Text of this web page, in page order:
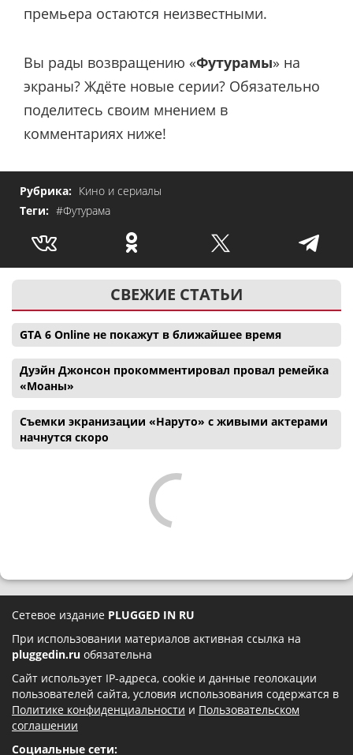
премьера остаются неизвестными.
Вы рады возвращению «Футурамы» на
экраны? Ждёте новые серии? Обязательно
поделитесь своим мнением в
комментариях ниже!
Рубрика: Кино и сериалы
Теги: #Футурама
СВЕЖИЕ СТАТЬИ
GTA 6 Online не покажут в ближайшее время
Дуэйн Джонсон прокомментировал провал ремейка
«Моаны»
Съемки экранизации «Наруто» с живыми актерами
начнутся скоро
Сетевое издание PLUGGED IN RU
При использовании материалов активная ссылка на
pluggedin.ru обязательна
Сайт использует IP-адреса, cookie и данные геолокации
пользователей сайта, условия использования содержатся в
Политике конфиденциальности и Пользовательском
соглашении
Социальные сети: